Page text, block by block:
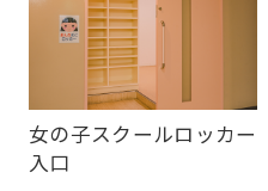
女の子スクールロッカー
入口